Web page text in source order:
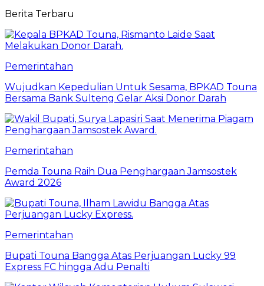
Berita Terbaru
Pemerintahan
Wujudkan Kepedulian Untuk Sesama, BPKAD Touna
Bersama Bank Sulteng Gelar Aksi Donor Darah
Pemerintahan
Pemda Touna Raih Dua Penghargaan Jamsostek
Award 2026
Pemerintahan
Bupati Touna Bangga Atas Perjuangan Lucky 99
Express FC hingga Adu Penalti